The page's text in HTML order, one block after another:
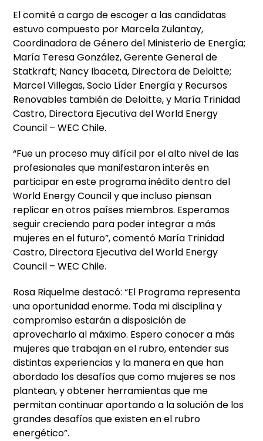
El comité a cargo de escoger a las candidatas
estuvo compuesto por Marcela Zulantay,
Coordinadora de Género del Ministerio de Energía;
María Teresa González, Gerente General de
Statkraft; Nancy Ibaceta, Directora de Deloitte;
Marcel Villegas, Socio Líder Energía y Recursos
Renovables también de Deloitte, y María Trinidad
Castro, Directora Ejecutiva del World Energy
Council – WEC Chile.
“Fue un proceso muy difícil por el alto nivel de las
profesionales que manifestaron interés en
participar en este programa inédito dentro del
World Energy Council y que incluso piensan
replicar en otros países miembros. Esperamos
seguir creciendo para poder integrar a más
mujeres en el futuro”, comentó María Trinidad
Castro, Directora Ejecutiva del World Energy
Council – WEC Chile.
Rosa Riquelme destacó: “El Programa representa
una oportunidad enorme. Toda mi disciplina y
compromiso estarán a disposición de
aprovecharlo al máximo. Espero conocer a más
mujeres que trabajan en el rubro, entender sus
distintas experiencias y la manera en que han
abordado los desafíos que como mujeres se nos
plantean, y obtener herramientas que me
permitan continuar aportando a la solución de los
grandes desafíos que existen en el rubro
energético”.